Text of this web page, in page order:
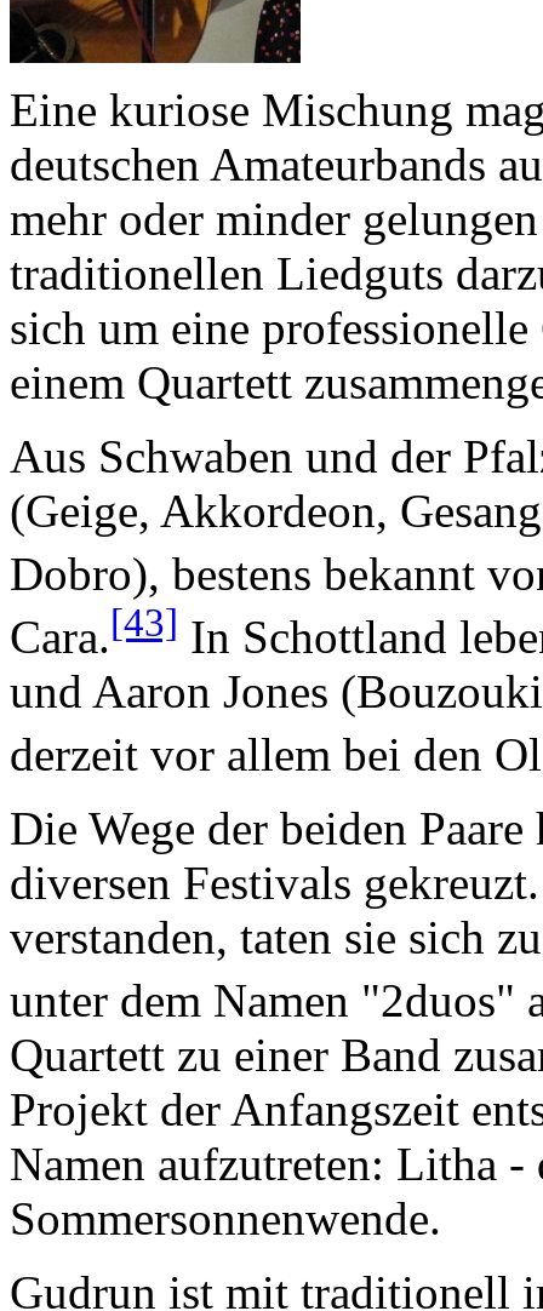
Eine kuriose Mischung
deutschen Amateurbands
mehr oder minder
traditionellen Liedguts
sich um eine
einem Quartett
Aus Schwaben und der
(Geige, Akkordeon,
Dobro), bestens bekannt
Cara.[43] In Schottland
und Aaron Jones
derzeit vor allem bei den
Die Wege der beiden
diversen Festivals
verstanden, taten sie sich
unter dem Namen "2duos"
Quartett zu einer Band
Projekt der Anfangszeit
Namen aufzutreten: Litha -
Sommersonnenwende.
Gudrun ist mit traditionell